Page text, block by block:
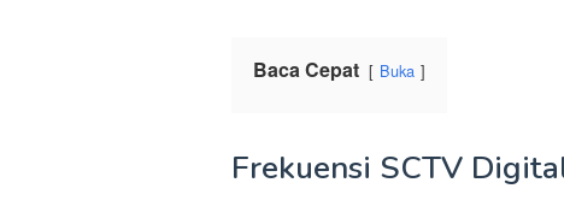
Baca Cepat Buka
Frekuensi SCTV